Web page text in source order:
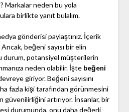
Markalar neden bu yola
birlikte yanıt bulalım.
gönderisi paylaştınız. İçerik
beğeni sayısı bir elin
durum, potansiyel müşterilerin
neden olabilir. İşte beğeni
giriyor. Beğeni sayısını
fazla kişi tarafından görünmesini
güvenilirliğini artırıyor. İnsanlar, bir
durumunda, onu daha değerli